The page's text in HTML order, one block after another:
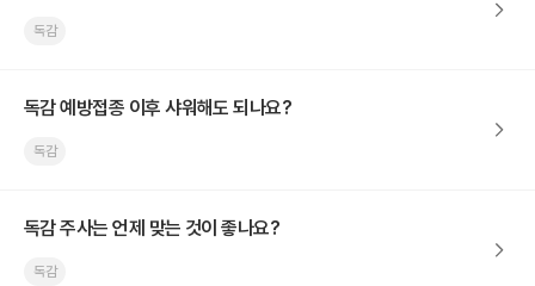
독감
독감 예방접종 이후 샤워해도 되나요?
독감
독감 주사는 언제 맞는 것이 좋나요?
독감